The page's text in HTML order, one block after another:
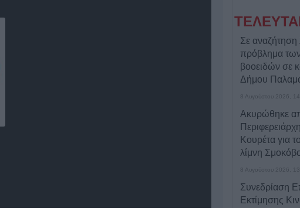
Σε αναζήτηση
πρόβλημα
βοοειδών σε
Δήμου
8 Αυγούστου 2026,
Ακυρώθηκε
Κουρέτα για
λίμνη
8 Αυγούστου 2026,
Συνεδρίαση
Εκτίμησης